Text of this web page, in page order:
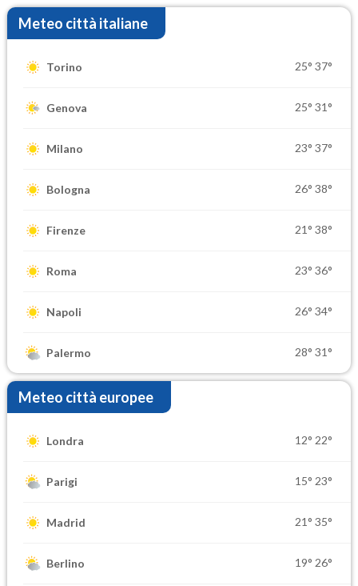
Meteo città italiane
Torino 25° 37°
Genova 25° 31°
Milano 23° 37°
Bologna 26° 38°
Firenze 21° 38°
Roma 23° 36°
Napoli 26° 34°
Palermo 28° 31°
Meteo città europee
Londra 12° 22°
Parigi 15° 23°
Madrid 21° 35°
Berlino 19° 26°